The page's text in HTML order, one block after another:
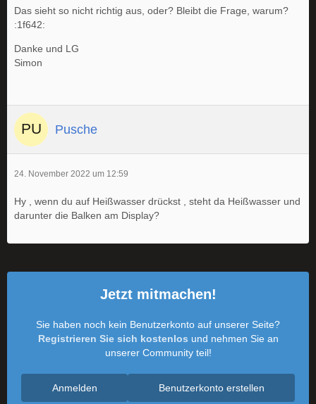
Das sieht so nicht richtig aus, oder? Bleibt die Frage, warum?
:1f642:
Danke und LG
Simon
Pusche
24. November 2022 um 12:59
Hy , wenn du auf Heißwasser drückst , steht da Heißwasser und
darunter die Balken am Display?
Jetzt mitmachen!
Sie haben noch kein Benutzerkonto auf unserer Seite?
Registrieren Sie sich kostenlos und nehmen Sie an
unserer Community teil!
Benutzerkonto erstellen
Anmelden